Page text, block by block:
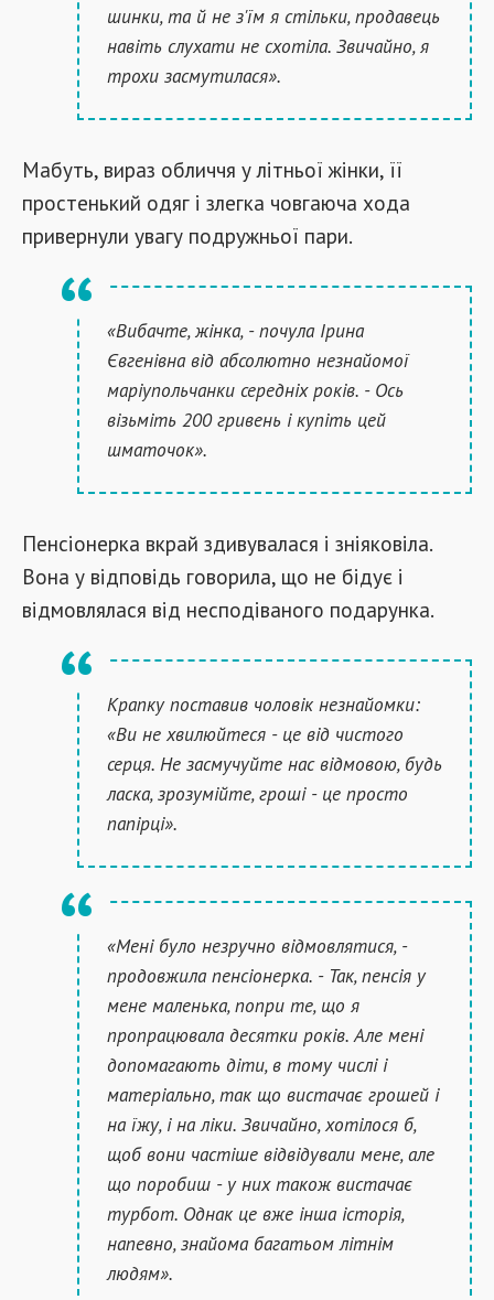
шинки, та й не з'їм я стільки, продавець
навіть слухати не схотіла. Звичайно, я
трохи засмутилася».
Мабуть, вираз обличчя у літньої жінки, її
простенький одяг і злегка човгаюча хода
привернули увагу подружньої пари.
«Вибачте, жінка, - почула Ірина
Євгенівна від абсолютно незнайомої
маріупольчанки середніх років. - Ось
візьміть 200 гривень і купіть цей
шматочок».
Пенсіонерка вкрай здивувалася і зніяковіла.
Вона у відповідь говорила, що не бідує і
відмовлялася від несподіваного подарунка.
Крапку поставив чоловік незнайомки:
«Ви не хвилюйтеся - це від чистого
серця. Не засмучуйте нас відмовою, будь
ласка, зрозумійте, гроші - це просто
папірці».
«Мені було незручно відмовлятися, -
продовжила пенсіонерка. - Так, пенсія у
мене маленька, попри те, що я
пропрацювала десятки років. Але мені
допомагають діти, в тому числі і
матеріально, так що вистачає грошей і
на їжу, і на ліки. Звичайно, хотілося б,
щоб вони частіше відвідували мене, але
що поробиш - у них також вистачає
турбот. Однак це вже інша історія,
напевно, знайома багатьом літнім
людям».